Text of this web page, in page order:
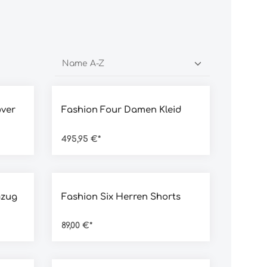
Fashion Four Damen Kleid
495,95 €*
Fashion Six Herren Shorts
89,00 €*